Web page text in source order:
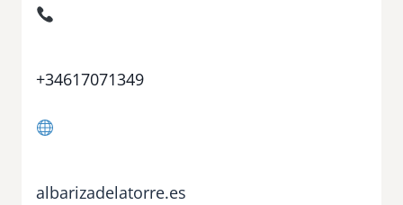
+34617071349
albarizadelatorre.es